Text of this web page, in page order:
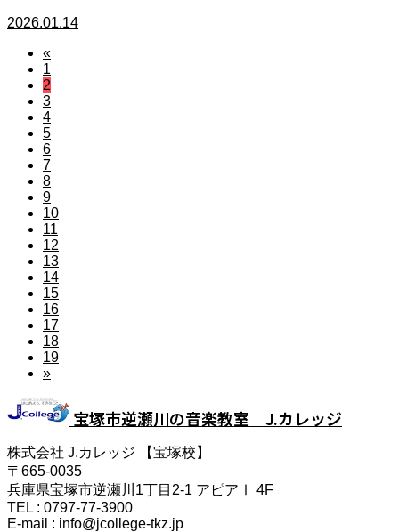
2026.01.14
«
1
2
3
4
5
6
7
8
9
10
11
12
13
14
15
16
17
18
19
»
宝塚市逆瀬川の音楽教室 J.カレッジ
株式会社 J.カレッジ 【宝塚校】
〒665-0035
兵庫県宝塚市逆瀬川1丁目2-1 アピアⅠ 4F
TEL : 0797-77-3900
E-mail : info@jcollege-tkz.jp